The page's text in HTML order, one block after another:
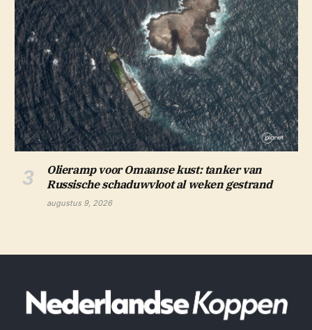
Olieramp voor Omaanse kust: tanker van
Russische schaduwvloot al weken gestrand
augustus 9, 2026